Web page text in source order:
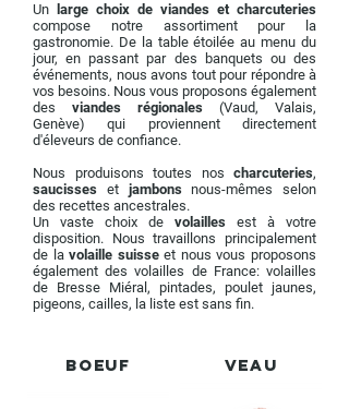
Un large choix de viandes et charcuteries
compose notre assortiment pour la
gastronomie. De la table étoilée au menu du
jour, en passant par des banquets ou des
événements, nous avons tout pour répondre à
vos besoins. Nous vous proposons également
des viandes régionales (Vaud, Valais,
Genève) qui proviennent directement
d'éleveurs de confiance.
Nous produisons toutes nos charcuteries,
saucisses et jambonsnous-mêmes selon
des recettes ancestrales.
Un vaste choix de volailles est à votre
disposition. Nous travaillons principalement
de lavolaille suisseet nous vous proposons
également des volailles de France: volailles
de Bresse Miéral, pintades, poulet jaunes,
pigeons, cailles, la liste est sans fin.
Boeuf Veau